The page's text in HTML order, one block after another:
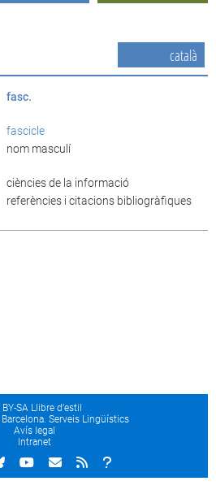
català
fasc.
fascicle
nom masculí
ciències de la informació
referències i citacions bibliogràfiques
BY-SA Llibre d’estil
Serveis Lingüístics
Avís legal
Intranet